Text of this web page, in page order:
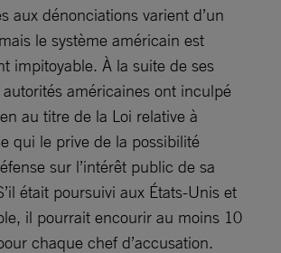
aux dénonciations varient d’un
le système américain est
impitoyable. À la suite de ses
autorités américaines ont inculpé
au titre de la Loi relative à
qui le prive de la possibilité
sur l’intérêt public de sa
était poursuivi aux États-Unis et
il pourrait encourir au moins 10
chaque chef d’accusation.